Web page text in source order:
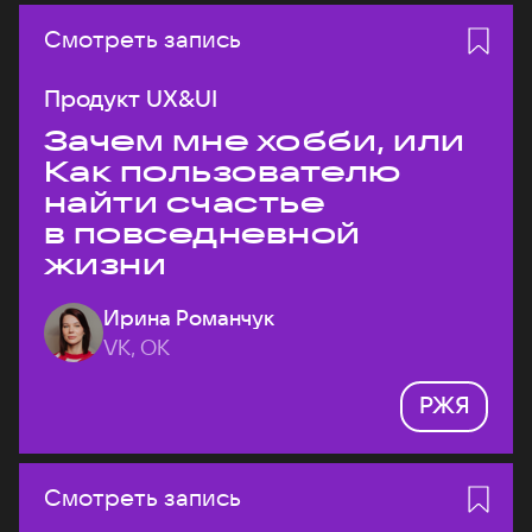
Смотреть запись
Продукт UX&UI
Зачем мне хобби, или
Как пользователю
найти счастье
в повседневной
жизни
Ирина Романчук
VK, ОК
РЖЯ
Смотреть запись